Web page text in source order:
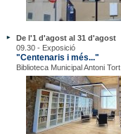
De l'1 d'agost al 31 d'agost
09.30 - Exposició
"Centenaris i més..."
Biblioteca Municipal Antoni Tort